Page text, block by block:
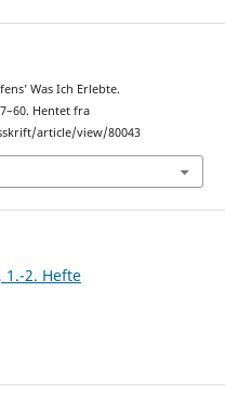
Was Ich Erlebte.
Hentet fra
article/view/80043
1.-2. Hefte